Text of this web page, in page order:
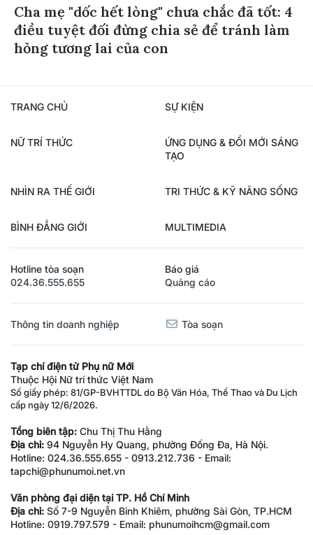
Cha mẹ "dốc hết lòng" chưa chắc đã tốt: 4
điều tuyệt đối đừng chia sẻ để tránh làm
hỏng tương lai của con
TRANG CHỦ SỰ KIỆN
NỮ TRÍ THỨC
ỨNG DỤNG & ĐỔI MỚI SÁNG
TẠO
NHÌN RA THẾ GIỚI TRI THỨC & KỸ NĂNG SỐNG
BÌNH ĐẲNG GIỚI MULTIMEDIA
Hotline tòa soạn
024.36.555.655
Báo giá
Quảng cáo
Thông tin doanh nghiệp Tòa soạn
Tạp chí điện tử Phụ nữ Mới
Thuộc Hội Nữ trí thức Việt Nam
Số giấy phép: 81/GP-BVHTTDL do Bộ Văn Hóa, Thể Thao và Du Lịch
cấp ngày 12/6/2026.
Tổng biên tập: Chu Thị Thu Hằng
Địa chỉ: 94 Nguyễn Hy Quang, phường Đống Đa, Hà Nội.
Hotline: 024.36.555.655 - 0913.212.736 - Email:
tapchi@phunumoi.net.vn
Văn phòng đại diện tại TP. Hồ Chí Minh
Địa chỉ: Số 7-9 Nguyễn Bỉnh Khiêm, phường Sài Gòn, TP.HCM
Hotline: 0919.797.579 - Email: phunumoihcm@gmail.com